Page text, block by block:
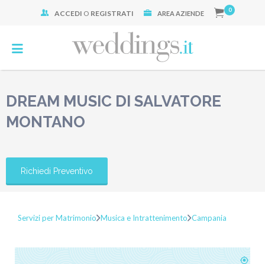
ACCEDI O REGISTRATI AREA AZIENDE 0
DREAM MUSIC DI SALVATORE
MONTANO
Richiedi Preventivo
Servizi per Matrimonio Musica e Intrattenimento Campania